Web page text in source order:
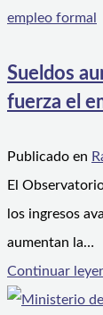
Sueldos
fuerza el
Publicado en
El
los ingresos
aumentan la…
Continuar